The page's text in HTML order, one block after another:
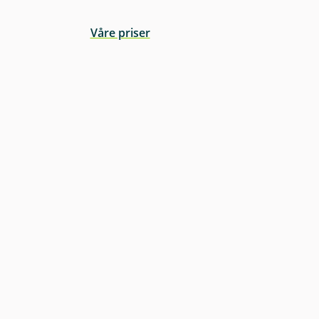
Våre priser